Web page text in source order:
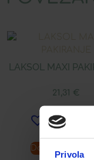
Privola
LAKSOL MAXI
21,31 €
Dodaj u listu
Dodaj u